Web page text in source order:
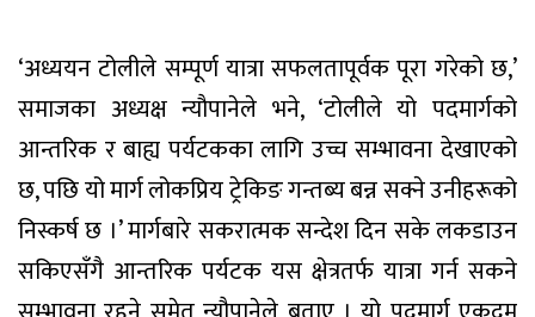
‘अध्ययन टोलीले सम्पूर्ण यात्रा सफलतापूर्वक पूरा गरेको छ,’
समाजका अध्यक्ष न्यौपानेले भने, ‘टोलीले यो पदमार्गको
आन्तरिक र बाह्य पर्यटकका लागि उच्च सम्भावना देखाएको
छ, पछि यो मार्ग लोकप्रिय ट्रेकिङ गन्तब्य बन्न सक्ने उनीहरूको
निस्कर्ष छ ।’ मार्गबारे सकरात्मक सन्देश दिन सके लकडाउन
सकिएसँगै आन्तरिक पर्यटक यस क्षेत्रतर्फ यात्रा गर्न सकने